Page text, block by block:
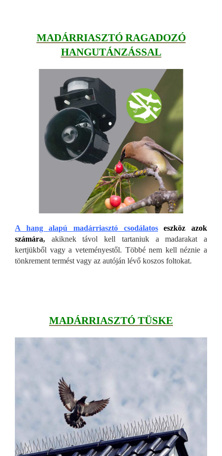
MADÁRRIASZTÓ RAGADOZÓ
HANGUTÁNZÁSSAL
A hang alapú madárriasztó csodálatos
eszköz azok
számára, akiknek távol kell tartaniuk a madarakat a
kertjükből vagy a veteményestől. Többé nem kell néznie a
tönkrement termést vagy az autóján lévő koszos foltokat.
MADÁRRIASZTÓ TÜSKE